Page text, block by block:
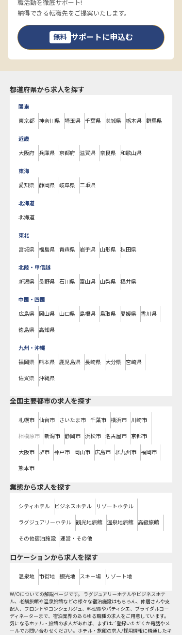
職活動を徹底サポート!
納得できる転職先をご提案いたします。
無料 サポートに申込む
都道府県から求人を探す
関東
東京都 神奈川県 埼玉県 千葉県 茨城県 栃木県 群馬県
近畿
大阪府 兵庫県 京都府 滋賀県 奈良県 和歌山県
東海
愛知県 静岡県 岐阜県 三重県
北海道
北海道
東北
宮城県 福島県 青森県 岩手県 山形県 秋田県
北陸・甲信越
新潟県 長野県 石川県 富山県 山梨県 福井県
中国・四国
広島県 岡山県 山口県 島根県 鳥取県 愛媛県 香川県
徳島県 高知県
九州・沖縄
福岡県 熊本県 鹿児島県 長崎県 大分県 宮崎県
佐賀県 沖縄県
全国主要都市の求人を探す
札幌市 仙台市 さいたま市 千葉市 横浜市 川崎市
相模原市 新潟市 静岡市 浜松市 名古屋市 京都市
大阪市 堺市 神戸市 岡山市 広島市 北九州市 福岡市
熊本市
業態から求人を探す
シティホテル ビジネスホテル リゾートホテル
ラグジュアリーホテル 観光地旅館 温泉地旅館 高級旅館
その他宿泊施設 運営・その他
ロケーションから求人を探す
温泉地 市街地 観光地 スキー場 リゾート地
W/Oについての解説ページです。 ラグジュアリーホテルやビジネスホテ
ル、老舗旅館や温泉旅館などの様々な宿泊施設はもちろん、仲居さんや支
配人、フロントやコンシェルジュ、料理長やパティシエ、ブライダルコー
ディネーターまで、宿泊業界のあらゆる職種の求人をご用意しています。
気になるホテル・旅館の求人があれば、まずはご登録いただくか電話やメ
ールでお問い合わせください。ホテル・旅館の求人/採用情報に精通したキ